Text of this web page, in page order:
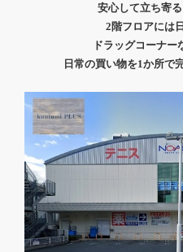
安心して立ち寄る
2階フロアには
ドラッグコーナー
日常の買い物を1か所で